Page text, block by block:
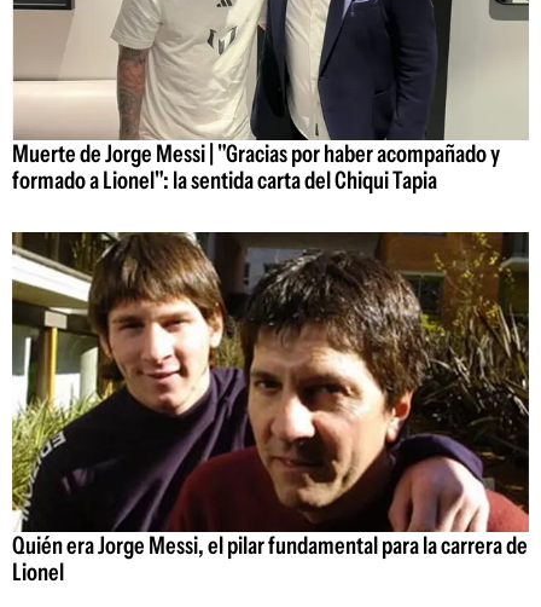
Muerte de Jorge Messi | "Gracias por haber acompañado y
formado a Lionel": la sentida carta del Chiqui Tapia
Quién era Jorge Messi, el pilar fundamental para la carrera de
Lionel